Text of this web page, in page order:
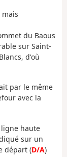
du Baous
sur Saint-
d'où
par le même
avec la
ligne haute
sur un
départ (D/A)